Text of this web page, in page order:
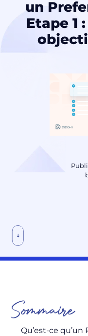
un
Etape 1
Sommaire
Qu’est-ce